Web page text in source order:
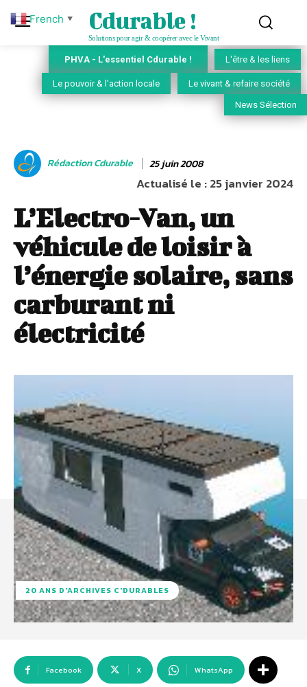
Cdurable !
Solutions pour agir & coopérer avec le Vivant
PHVA - L'essentiel Cdurable ! L'être & les liens
Le pouvoir & l'action locale Le vivant & refaire société
News Sélection
Rédaction Cdurable 25 juin 2008
Actualisé le :25 janvier 2024
L’Electro-Van, un
véhicule de loisir à
l’énergie solaire, sans
carburant ni
électricité
20 ANS D'ARCHIVES C'DURABLES
Facebook X WhatsApp
French ▼